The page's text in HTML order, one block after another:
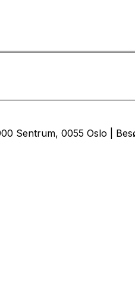
Sentrum, 0055 Oslo |